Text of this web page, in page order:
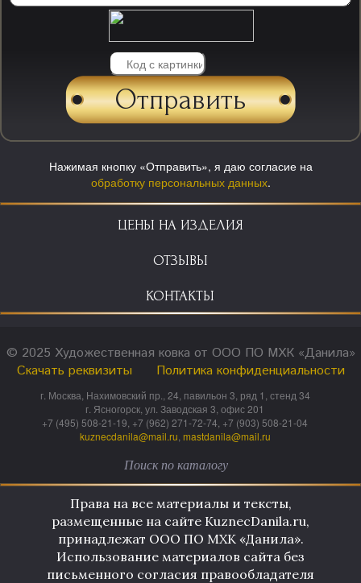
Нажимая кнопку «Отправить», я даю согласие на
обработку персональных данных.
ЦЕНЫ НА ИЗДЕЛИЯ
ОТЗЫВЫ
КОНТАКТЫ
© 2025 Художественная ковка от ООО ПО МХК «Данила»
Скачать реквизиты
Политика конфиденциальности
г. Москва, Нахимовский пр., 24, павильон 3, ряд 1, стенд 34
г. Ясногорск, ул. Заводская 3, офис 201
+7 (495) 508-21-19, +7 (962) 271-72-74, +7 (903) 508-21-04
kuznecdanila@mail.ru mastdanila@mail.ru
Права на все материалы и тексты,
размещенные на сайте KuznecDanila.ru,
принадлежат ООО ПО МХК «Данила».
Использование материалов сайта без
письменного согласия правообладателя